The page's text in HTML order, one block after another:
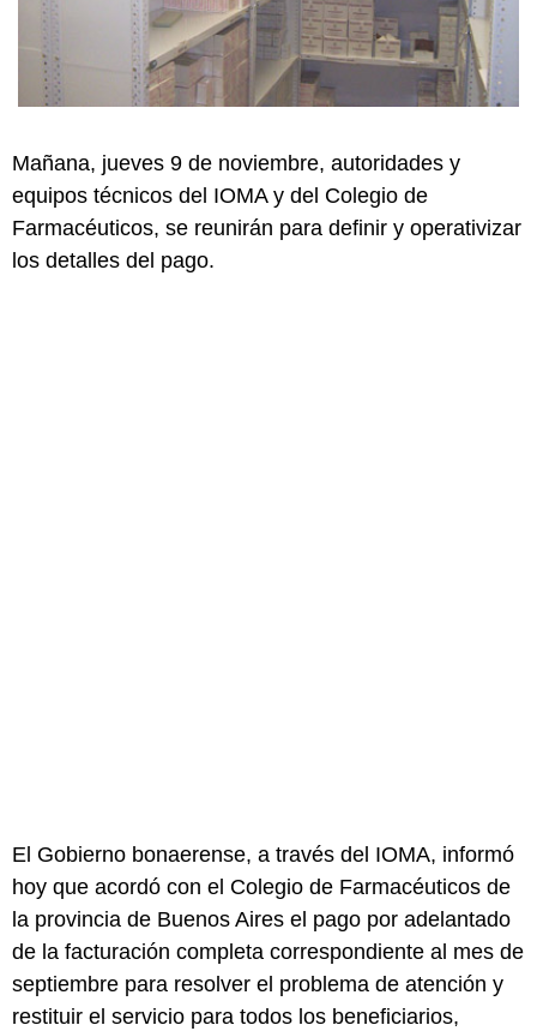
Mañana, jueves 9 de noviembre, autoridades y
equipos técnicos del IOMA y del Colegio de
Farmacéuticos, se reunirán para definir y operativizar
los detalles del pago.
El Gobierno bonaerense, a través del IOMA, informó
hoy que acordó con el Colegio de Farmacéuticos de
la provincia de Buenos Aires el pago por adelantado
de la facturación completa correspondiente al mes de
septiembre para resolver el problema de atención y
restituir el servicio para todos los beneficiarios,